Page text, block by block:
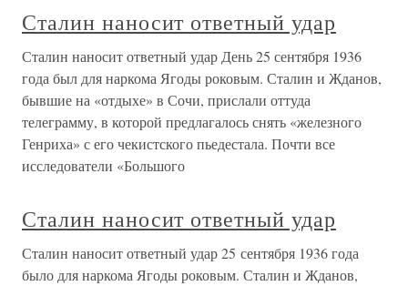
Сталин наносит ответный удар
Сталин наносит ответный удар День 25 сентября 1936
года был для наркома Ягоды роковым. Сталин и Жданов,
бывшие на «отдыхе» в Сочи, прислали оттуда
телеграмму, в которой предлагалось снять «железного
Генриха» с его чекистского пьедестала. Почти все
исследователи «Большого
Сталин наносит ответный удар
Сталин наносит ответный удар 25 сентября 1936 года
было для наркома Ягоды роковым. Сталин и Жданов,